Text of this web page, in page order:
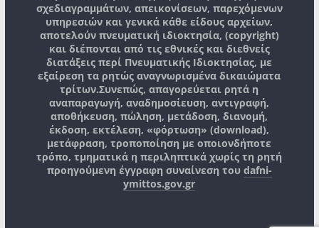
σχεδιαγραμμάτων, απεικονίσεων, παρεχόμενων
υπηρεσιών και γενικά κάθε είδους αρχείων,
αποτελούν πνευματική ιδιοκτησία, (copyright)
και διέπονται από τις εθνικές και διεθνείς
διατάξεις περί Πνευματικής Ιδιοκτησίας, με
εξαίρεση τα ρητώς αναγνωρισμένα δικαιώματα
τρίτων.Συνεπώς, απαγορεύεται ρητά η
αναπαραγωγή, αναδημοσίευση, αντιγραφή,
αποθήκευση, πώληση, μετάδοση, διανομή,
έκδοση, εκτέλεση, «φόρτωση» (download),
μετάφραση, τροποποίηση με οποιονδήποτε
τρόπο, τμηματικά η περιληπτικά χωρίς τη ρητή
προηγούμενη έγγραφη συναίνεση του dafni-
ymittos.gov.gr